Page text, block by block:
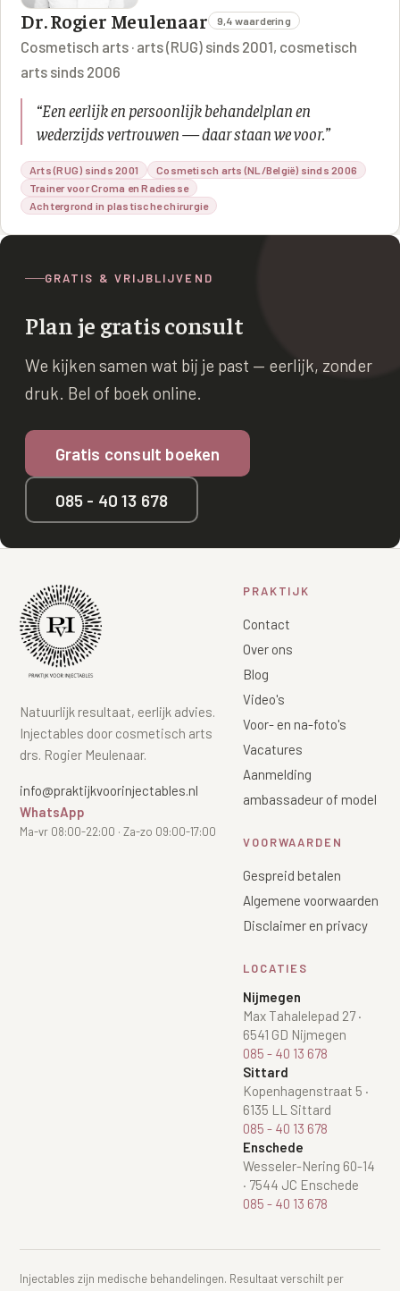
Dr. Rogier Meulenaar 9,4 waardering
Cosmetisch arts · arts (RUG) sinds 2001, cosmetisch
arts sinds 2006
“Een eerlijk en persoonlijk behandelplan en
wederzijds vertrouwen — daar staan we voor.”
Arts (RUG) sinds 2001
Cosmetisch arts (NL/België) sinds 2006
Trainer voor Croma en Radiesse
Achtergrond in plastische chirurgie
GRATIS & VRIJBLIJVEND
Plan je gratis consult
We kijken samen wat bij je past — eerlijk, zonder
druk. Bel of boek online.
Gratis consult boeken
085 - 40 13 678
Natuurlijk resultaat, eerlijk advies.
Injectables door cosmetisch arts
drs. Rogier Meulenaar.
info@praktijkvoorinjectables.nl
WhatsApp
Ma-vr 08:00-22:00 · Za-zo 09:00-17:00
PRAKTIJK
Contact
Over ons
Blog
Video's
Voor- en na-foto's
Vacatures
Aanmelding
ambassadeur of model
VOORWAARDEN
Gespreid betalen
Algemene voorwaarden
Disclaimer en privacy
LOCATIES
Nijmegen
Max Tahalelepad 27·
6541 GD Nijmegen
085 - 40 13 678
Sittard
Kopenhagenstraat 5 ·
6135 LL Sittard
085 - 40 13 678
Enschede
Wesseler-Nering 60-14
· 7544 JC Enschede
085 - 40 13 678
Injectables zijn medische behandelingen. Resultaat verschilt per